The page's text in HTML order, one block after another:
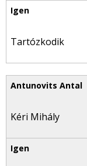
Tartózkodik
Kéri Mihály